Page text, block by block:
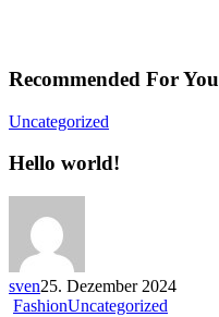
Recommended For You
Uncategorized
Hello world!
sven25. Dezember 2024
FashionUncategorized